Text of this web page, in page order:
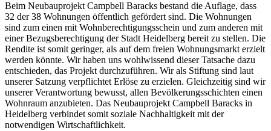
Beim Neubauprojekt Campbell Baracks bestand die Auflage, dass
32 der 38 Wohnungen öffentlich gefördert sind. Die Wohnungen
sind zum einen mit Wohnberechtigungsschein und zum anderen mit
einer Bezugsberechtigung der Stadt Heidelberg bereit zu stellen. Die
Rendite ist somit geringer, als auf dem freien Wohnungsmarkt erzielt
werden könnte. Wir haben uns wohlwissend dieser Tatsache dazu
entschieden, das Projekt durchzuführen. Wir als Stiftung sind laut
unserer Satzung verpflichtet Erlöse zu erzielen. Gleichzeitig sind wir
unserer Verantwortung bewusst, allen Bevölkerungsschichten einen
Wohnraum anzubieten. Das Neubauprojekt Campbell Baracks in
Heidelberg verbindet somit soziale Nachhaltigkeit mit der
notwendigen Wirtschaftlichkeit.